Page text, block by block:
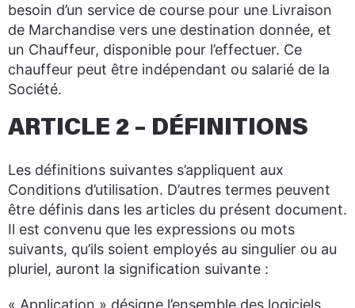
besoin d’un service de course pour une Livraison
de Marchandise vers une destination donnée, et
un Chauffeur, disponible pour l’effectuer. Ce
chauffeur peut être indépendant ou salarié de la
Société.
ARTICLE 2 – DÉFINITIONS
Les définitions suivantes s’appliquent aux
Conditions d’utilisation. D’autres termes peuvent
être définis dans les articles du présent document.
Il est convenu que les expressions ou mots
suivants, qu’ils soient employés au singulier ou au
pluriel, auront la signification suivante :
« Application » désigne l’ensemble des logiciels